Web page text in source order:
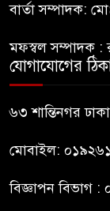
বার্তা সম্পাদক:
মফস্বল সম্পাদক :
যোগাযোগের
৬৩ শান্তিনগর
মোবাইল:
বিজ্ঞাপন বিভাগ